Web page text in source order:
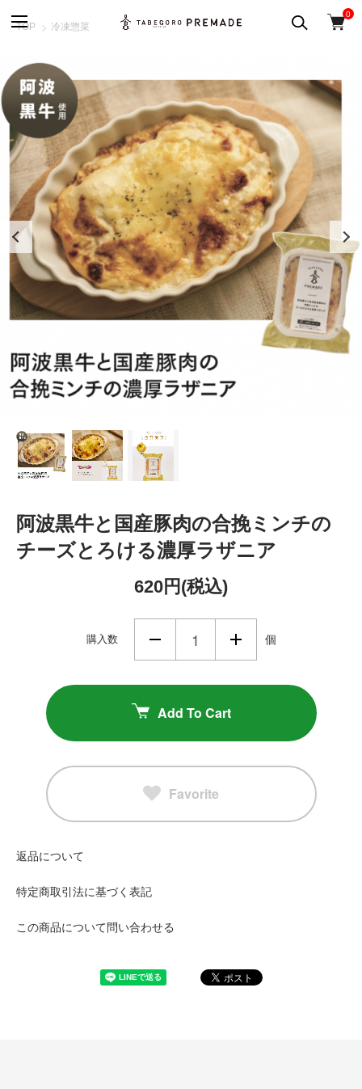
0
TOP 冷凍惣菜
阿波黒牛と国産豚肉の合挽ミンチの
チーズとろける濃厚ラザニア
620円(税込)
購入数 個
Add To Cart
Favorite
返品について
特定商取引法に基づく表記
この商品について問い合わせる